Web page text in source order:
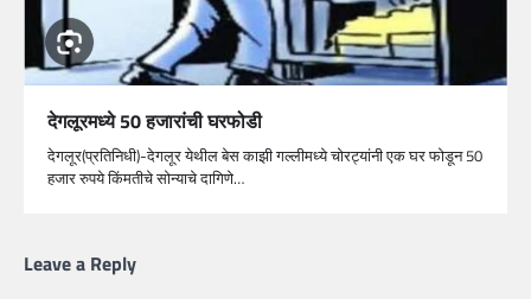
देगलूरमध्ये 50 हजारांची घरफोडी
देगलूर(प्रतिनिधी)-देगलूर येथील बेस काझी गल्लीमध्ये चोरट्यांनी एक घर फोडून 50
हजार रुपये किंमतीचे सोन्याचे दागिणे…
Leave a Reply